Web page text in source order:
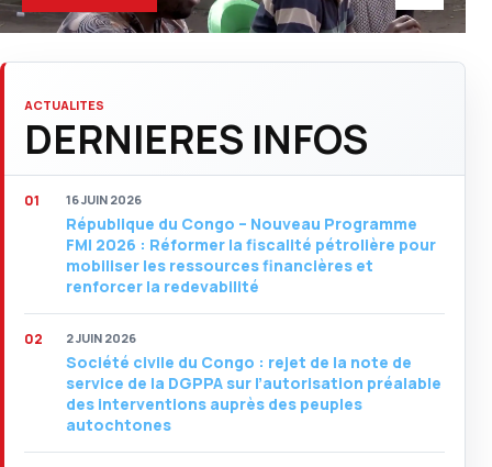
ACTUALITES
DERNIERES INFOS
16 JUIN 2026
République du Congo – Nouveau Programme
FMI 2026 : Réformer la fiscalité pétrolière pour
mobiliser les ressources financières et
renforcer la redevabilité
2 JUIN 2026
Société civile du Congo : rejet de la note de
service de la DGPPA sur l’autorisation préalable
des interventions auprès des peuples
autochtones